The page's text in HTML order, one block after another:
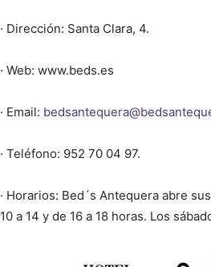
· Dirección: Santa Clara, 4.
· Web: www.beds.es
· Email:
· Teléfono: 952 70 04 97.
· Horarios: Bed´s Antequera abre
10 a 14 y de 16 a 18 horas. Los